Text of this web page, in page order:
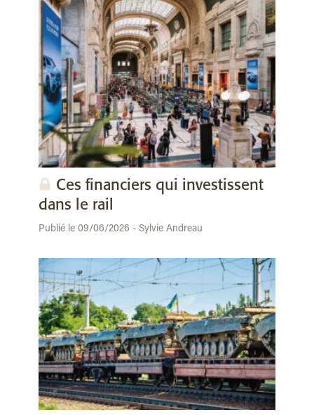
Ces financiers qui investissent
dans le rail
Publié le 09/06/2026 - Sylvie Andreau